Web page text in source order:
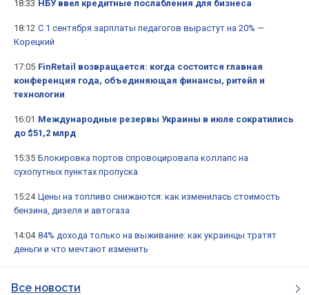
18:33 НБУ ввел кредитные послабления для бизнеса
18:12 С 1 сентября зарплаты педагогов вырастут на 20% —
Корецкий
17:05 FinRetail возвращается: когда состоится главная
конференция года, объединяющая финансы, ритейл и
технологии
16:01 Международные резервы Украины в июле сократились
до $51,2 млрд
15:35 Блокировка портов спровоцировала коллапс на
сухопутных пунктах пропуска
15:24 Цены на топливо снижаются: как изменилась стоимость
бензина, дизеля и автогаза
14:04 84% дохода только на выживание: как украинцы тратят
деньги и что мечтают изменить
Все новости